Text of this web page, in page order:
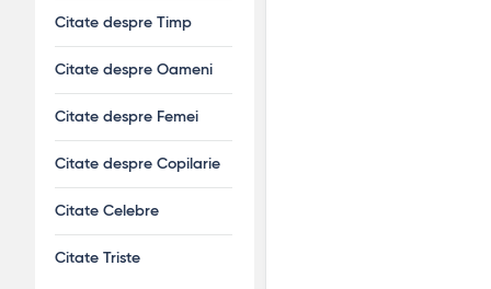
Citate despre Timp
Citate despre Oameni
Citate despre Femei
Citate despre Copilarie
Citate Celebre
Citate Triste